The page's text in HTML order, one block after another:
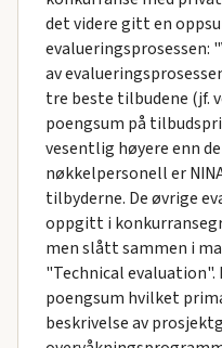
det videre gitt en
evalueringsprosessen:
av
tre beste tilbudene (jf.
poengsum på
vesentlig høyere enn
nøkkelpersonell er
tilbyderne. De øvrige
oppgitt i
men slått sammen i
"Technical
poengsum hvilket
beskrivelse av